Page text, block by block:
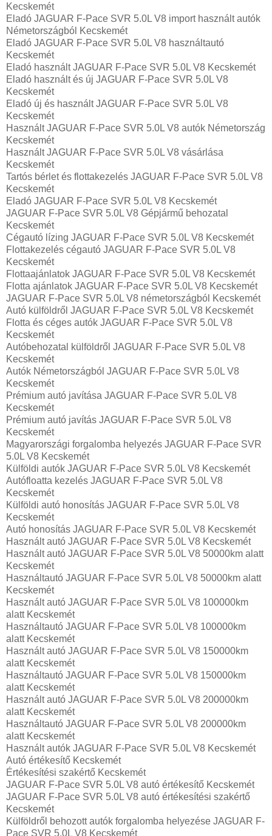
Kecskemét
Eladó JAGUAR F-Pace SVR 5.0L V8 import használt autók
Németországból Kecskemét
Eladó JAGUAR F-Pace SVR 5.0L V8 használtautó
Kecskemét
Eladó használt JAGUAR F-Pace SVR 5.0L V8 Kecskemét
Eladó használt és új JAGUAR F-Pace SVR 5.0L V8
Kecskemét
Eladó új és használt JAGUAR F-Pace SVR 5.0L V8
Kecskemét
Használt JAGUAR F-Pace SVR 5.0L V8 autók Németország
Kecskemét
Használt JAGUAR F-Pace SVR 5.0L V8 vásárlása
Kecskemét
Tartós bérlet és flottakezelés JAGUAR F-Pace SVR 5.0L V8
Kecskemét
Eladó JAGUAR F-Pace SVR 5.0L V8 Kecskemét
JAGUAR F-Pace SVR 5.0L V8 Gépjármű behozatal‎
Kecskemét
Cégautó lízing JAGUAR F-Pace SVR 5.0L V8 Kecskemét
Flottakezelés cégautó JAGUAR F-Pace SVR 5.0L V8
Kecskemét
Flottaajánlatok JAGUAR F-Pace SVR 5.0L V8 Kecskemét
Flotta ajánlatok JAGUAR F-Pace SVR 5.0L V8 Kecskemét
JAGUAR F-Pace SVR 5.0L V8 németországból Kecskemét
Autó külföldről JAGUAR F-Pace SVR 5.0L V8 Kecskemét
Flotta és céges autók JAGUAR F-Pace SVR 5.0L V8
Kecskemét
Autóbehozatal külföldről JAGUAR F-Pace SVR 5.0L V8
Kecskemét
Autók Németországból‎ JAGUAR F-Pace SVR 5.0L V8
Kecskemét
Prémium autó javítása JAGUAR F-Pace SVR 5.0L V8
Kecskemét
Prémium autó javítás JAGUAR F-Pace SVR 5.0L V8
Kecskemét
Magyarországi forgalomba helyezés JAGUAR F-Pace SVR
5.0L V8 Kecskemét
Külföldi autók‎ JAGUAR F-Pace SVR 5.0L V8 Kecskemét
Autófloatta kezelés JAGUAR F-Pace SVR 5.0L V8
Kecskemét
Külföldi autó honosítás JAGUAR F-Pace SVR 5.0L V8
Kecskemét
Autó honosítás JAGUAR F-Pace SVR 5.0L V8 Kecskemét
Használt autó‎ JAGUAR F-Pace SVR 5.0L V8 Kecskemét
Használt autó‎ JAGUAR F-Pace SVR 5.0L V8 50000km alatt
Kecskemét
Használtautó‎ JAGUAR F-Pace SVR 5.0L V8 50000km alatt
Kecskemét
Használt autó‎ JAGUAR F-Pace SVR 5.0L V8 100000km
alatt Kecskemét
Használtautó‎ JAGUAR F-Pace SVR 5.0L V8 100000km
alatt Kecskemét
Használt autó‎ JAGUAR F-Pace SVR 5.0L V8 150000km
alatt Kecskemét
Használtautó‎ JAGUAR F-Pace SVR 5.0L V8 150000km
alatt Kecskemét
Használt autó‎ JAGUAR F-Pace SVR 5.0L V8 200000km
alatt Kecskemét
Használtautó‎ JAGUAR F-Pace SVR 5.0L V8 200000km
alatt Kecskemét
Használt autó‎k JAGUAR F-Pace SVR 5.0L V8 Kecskemét
Autó értékesítő Kecskemét
Értékesítési szakértő Kecskemét
JAGUAR F-Pace SVR 5.0L V8 autó értékesítő Kecskemét
JAGUAR F-Pace SVR 5.0L V8 autó értékesítési szakértő
Kecskemét
Külföldről behozott autók forgalomba helyezése JAGUAR F-
Pace SVR 5.0L V8 Kecskemét